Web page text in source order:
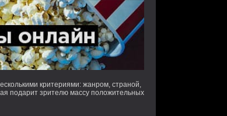
критериями: жанром, страной,
подарит зрителю массу положительных